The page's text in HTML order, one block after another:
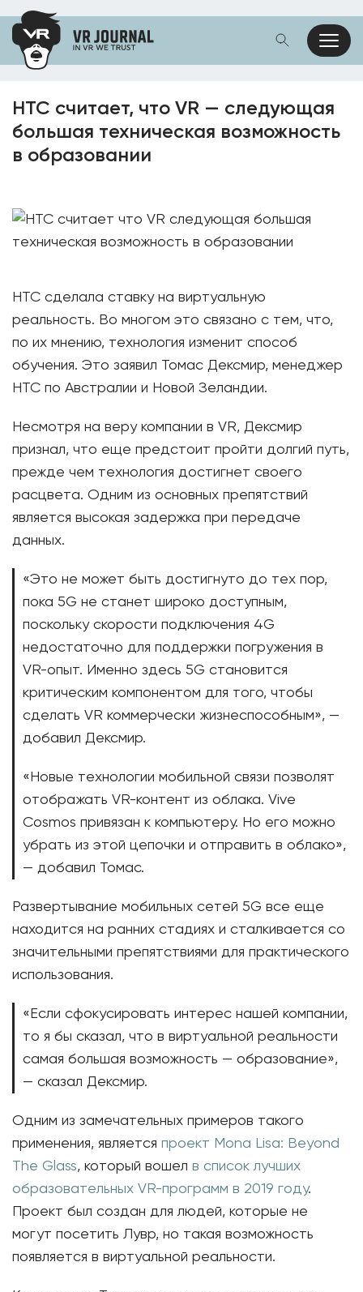
HTC считает, что VR — следующая
большая техническая возможность
в образовании
HTC сделала ставку на виртуальную
реальность. Во многом это связано с тем, что,
по их мнению, технология изменит способ
обучения. Это заявил Томас Дексмир, менеджер
HTC по Австралии и Новой Зеландии.
Несмотря на веру компании в VR, Дексмир
признал, что еще предстоит пройти долгий путь,
прежде чем технология достигнет своего
расцвета. Одним из основных препятствий
является высокая задержка при передаче
данных.
«Это не может быть достигнуто до тех пор,
пока 5G не станет широко доступным,
поскольку скорости подключения 4G
недостаточно для поддержки погружения в
VR-опыт. Именно здесь 5G становится
критическим компонентом для того, чтобы
сделать VR коммерчески жизнеспособным», —
добавил Дексмир.
«Новые технологии мобильной связи позволят
отображать VR-контент из облака. Vive
Cosmos привязан к компьютеру. Но его можно
убрать из этой цепочки и отправить в облако»,
— добавил Томас.
Развертывание мобильных сетей 5G все еще
находится на ранних стадиях и сталкивается со
значительными препятствиями для практического
использования.
«Если сфокусировать интерес нашей компании,
то я бы сказал, что в виртуальной реальности
самая большая возможность — образование»,
— сказал Дексмир.
Одним из замечательных примеров такого
применения, является проект Mona Lisa: Beyond
The Glass, который вошел в список лучших
образовательных VR-программ в 2019 году.
Проект был создан для людей, которые не
могут посетить Лувр, но такая возможность
появляется в виртуальной реальности.